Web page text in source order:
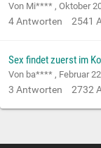
Von Mi**** , Oktober
4Antworten 2541
Sex findet zuerst im
Von ba**** , Februar
3 Antworten 2732